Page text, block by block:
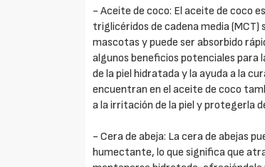
- Aceite de coco: El aceite de coco
triglicéridos de cadena media (MCT)
mascotas y puede ser absorbido
algunos beneficios potenciales para
de la piel hidratada y la ayuda a la
encuentran en el aceite de coco
a la irritación de la piel y protegerla
- Cera de abeja: La cera de abejas
humectante, lo que significa que